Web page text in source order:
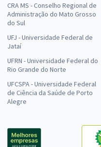
CRA MS - Conselho Regional de
Administração do Mato Grosso
do Sul
UFJ - Universidade Federal de
Jataí
UFRN - Universidade Federal do
Rio Grande do Norte
UFCSPA - Universidade Federal
de Ciência da Saúde de Porto
Alegre